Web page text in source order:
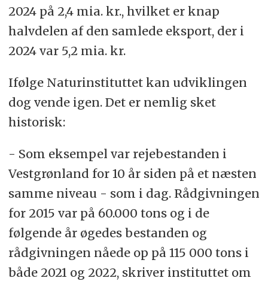
2024 på 2,4 mia. kr., hvilket er knap
halvdelen af den samlede eksport, der i
2024 var 5,2 mia. kr.
Ifølge Naturinstituttet kan udviklingen
dog vende igen. Det er nemlig sket
historisk:
- Som eksempel var rejebestanden i
Vestgrønland for 10 år siden på et næsten
samme niveau - som i dag. Rådgivningen
for 2015 var på 60.000 tons og i de
følgende år øgedes bestanden og
rådgivningen nåede op på 115 000 tons i
både 2021 og 2022, skriver instituttet om